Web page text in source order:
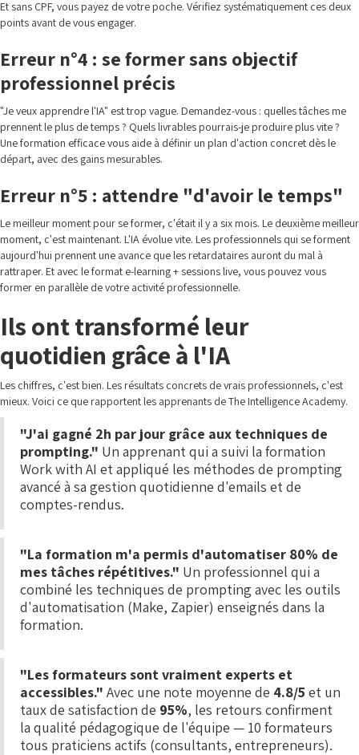
Et sans CPF, vous payez de votre poche. Vérifiez systématiquement ces deux
points avant de vous engager.
Erreur n°4 : se former sans objectif
professionnel précis
"Je veux apprendre l'IA" est trop vague. Demandez-vous : quelles tâches me
prennent le plus de temps ? Quels livrables pourrais-je produire plus vite ?
Une formation efficace vous aide à définir un plan d'action concret dès le
départ, avec des gains mesurables.
Erreur n°5 : attendre "d'avoir le temps"
Le meilleur moment pour se former, c'était il y a six mois. Le deuxième meilleur
moment, c'est maintenant. L'IA évolue vite. Les professionnels qui se forment
aujourd'hui prennent une avance que les retardataires auront du mal à
rattraper. Et avec le format e-learning + sessions live, vous pouvez vous
former en parallèle de votre activité professionnelle.
Ils ont transformé leur
quotidien grâce à l'IA
Les chiffres, c'est bien. Les résultats concrets de vrais professionnels, c'est
mieux. Voici ce que rapportent les apprenants de The Intelligence Academy.
"J'ai gagné 2h par jour grâce aux techniques de
prompting." Un apprenant qui a suivi la formation
Work with AI et appliqué les méthodes de prompting
avancé à sa gestion quotidienne d'emails et de
comptes-rendus.
"La formation m'a permis d'automatiser 80% de
mes tâches répétitives." Un professionnel qui a
combiné les techniques de prompting avec les outils
d'automatisation (Make, Zapier) enseignés dans la
formation.
"Les formateurs sont vraiment experts et
accessibles." Avec une note moyenne de 4.8/5 et un
taux de satisfaction de 95%, les retours confirment
la qualité pédagogique de l'équipe — 10 formateurs
tous praticiens actifs (consultants, entrepreneurs).